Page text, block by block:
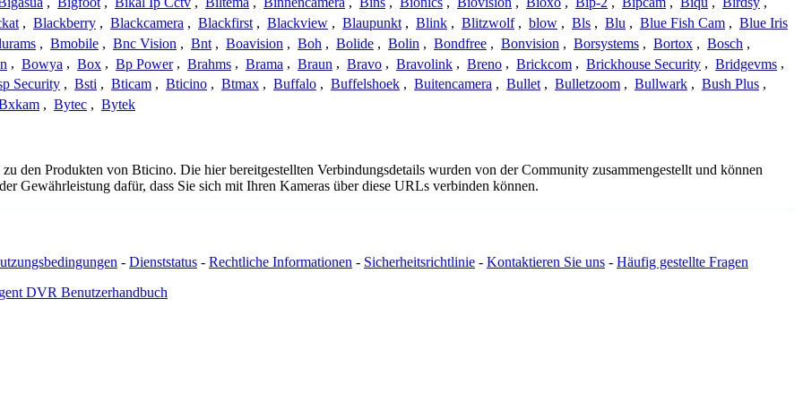
, Blackberry , Blackcamera , Blackfirst , Blackview , Blaupunkt , Blink , Blitzwolf , blow , Bls , Blu , Blue Fish Cam , Blue Iris
, Bmobile , Bnc Vision , Bnt , Boavision , Boh , Bolide , Bolin , Bondfree , Bonvision , Borsystems , Bortox , Bosch ,
, Bowya , Box , Bp Power , Brahms , Brama , Braun , Bravo , Bravolink , Breno , Brickcom , Brickhouse Security , Bridgevms ,
Security , Bsti , Bticam , Bticino , Btmax , Buffalo , Buffelshoek , Buitencamera , Bullet , Bulletzoom , Bullwark , Bush Plus ,
, Bytec , Bytek
den Produkten von Bticino. Die hier bereitgestellten Verbindungsdetails wurden von der Community zusammengestellt und können
Gewährleistung dafür, dass Sie sich mit Ihren Kameras über diese URLs verbinden können.
- Dienststatus - Rechtliche Informationen - Sicherheitsrichtlinie - Kontaktieren Sie uns - Häufig gestellte Fragen
DVR Benutzerhandbuch